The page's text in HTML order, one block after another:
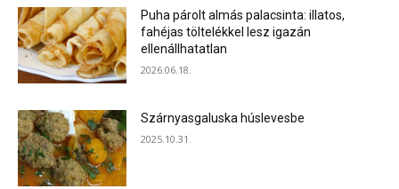
Puha párolt almás palacsinta: illatos,
fahéjas töltelékkel lesz igazán
ellenállhatatlan
2026.06.18.
Szárnyasgaluska húslevesbe
2025.10.31.